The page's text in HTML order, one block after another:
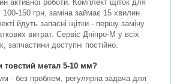
активної роботи. Комплект щіток для
150 грн, заміна займає 15 хвилин
йдуть запасні щітки - першу заміну
витрат. Сервіс Дніпро-М у всіх
запчастини доступні постійно.
товстий метал 5-10 мм?
- без проблем, регулярна задача для